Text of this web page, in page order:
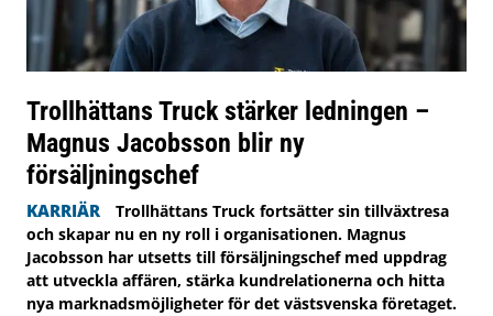
Trollhättans Truck stärker ledningen –
Magnus Jacobsson blir ny
försäljningschef
KARRIÄR
Trollhättans Truck fortsätter sin tillväxtresa
och skapar nu en ny roll i organisationen. Magnus
Jacobsson har utsetts till försäljningschef med uppdrag
att utveckla affären, stärka kundrelationerna och hitta
nya marknadsmöjligheter för det västsvenska företaget.